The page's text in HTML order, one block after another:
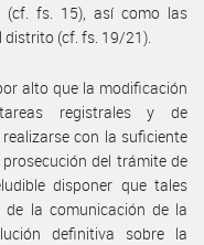
(cf. fs. 15), así como las
(cf. fs. 19/21).
alto que la modificación
registrales y de
con la suficiente
del trámite de
disponer que tales
la comunicación de la
definitiva sobre la